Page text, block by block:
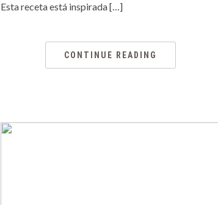
Esta receta está inspirada […]
CONTINUE READING